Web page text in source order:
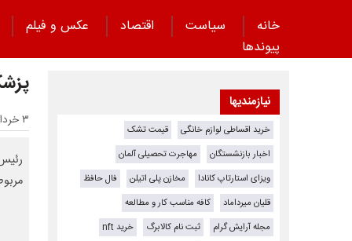
خانه سیاست اقتصاد عکس و فیلم
پیوند‌ها
۳ خرداد ۱۴۰۴ - ۱۵:۲۳
نیازمندیها
خرید اقساطی لوازم خانگی
قیمت تشک
اخبار بازنشستگان
مهاجرت تحصیلی آلمان
ویزای استارتاپ کانادا
مخازن پلی اتیلن
فال حافظ
قلیان میرداماد
کافه مناسب کار و مطالعه
مجله آرایش گرام
ثبت نام کالابرگ
خرید nft